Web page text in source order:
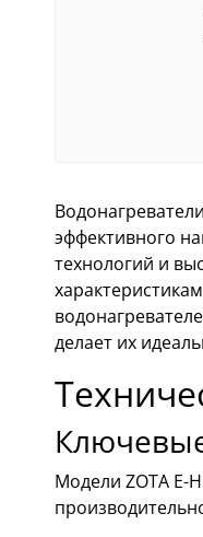
эффективного
технологий и
делает их
Модели ZOTA E-